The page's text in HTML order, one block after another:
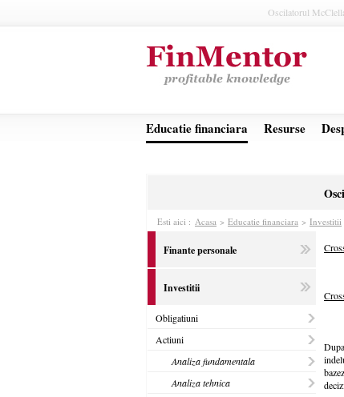
Oscilatorul
Educatie financiara Resurse
Esti aici : Acasa > Educatie financiara > Investitii
Finante personale
Investitii
Obligatiuni
Actiuni
Analiza fundamentala
Analiza tehnica